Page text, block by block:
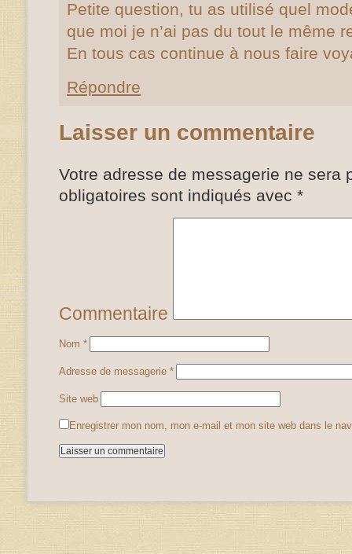
Petite question, tu as utilisé quel
que moi je n’ai pas du tout le même
En tous cas continue à nous faire
Répondre
Laisser un commentaire
Votre adresse de messagerie ne sera
obligatoires sont indiqués avec *
Commentaire
Nom *
Adresse de messagerie *
Site web
Enregistrer mon nom, mon e-mail et mon site web dans le